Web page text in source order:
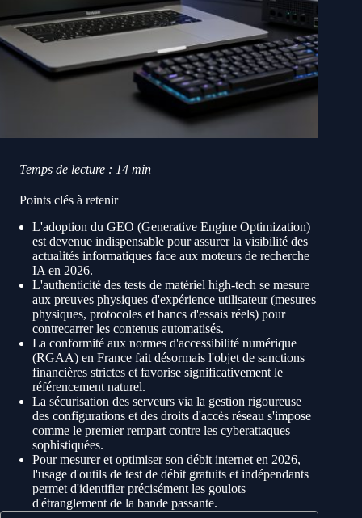
Temps de lecture : 14 min
Points clés à retenir
L'adoption du GEO (Generative Engine Optimization)
est devenue indispensable pour assurer la visibilité des
actualités informatiques face aux moteurs de recherche
IA en 2026.
L'authenticité des tests de matériel high-tech se mesure
aux preuves physiques d'expérience utilisateur (mesures
physiques, protocoles et bancs d'essais réels) pour
contrecarrer les contenus automatisés.
La conformité aux normes d'accessibilité numérique
(RGAA) en France fait désormais l'objet de sanctions
financières strictes et favorise significativement le
référencement naturel.
La sécurisation des serveurs via la gestion rigoureuse
des configurations et des droits d'accès réseau s'impose
comme le premier rempart contre les cyberattaques
sophistiquées.
Pour mesurer et optimiser son débit internet en 2026,
l'usage d'outils de test de débit gratuits et indépendants
permet d'identifier précisément les goulots
d'étranglement de la bande passante.